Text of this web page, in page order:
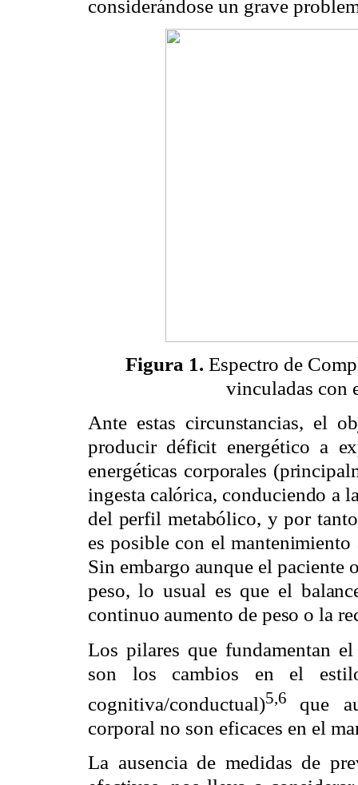
considerándose un grave
Figura 1. Espectro de
vinculadas con
Ante estas circunstancias, el
producir déficit energético a
energéticas corporales
ingesta calórica, conduciendo a
del perfil metabólico, y por
es posible con el
Sin embargo aunque el paciente
peso, lo usual es que el
continuo aumento de peso o la
Los pilares que fundamentan
son los cambios en el
cognitiva/conductual)5,6 que
corporal no son eficaces en el
La ausencia de medidas de